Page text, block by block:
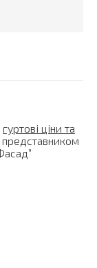
гуртові ціни та
представником